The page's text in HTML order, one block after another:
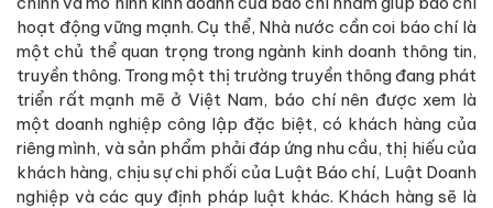
hoạt động vững mạnh. Cụ thể, Nhà nước cần coi báo chí là
một chủ thể quan trọng trong ngành kinh doanh thông tin,
truyền thông. Trong một thị trường truyền thông đang phát
triển rất mạnh mẽ ở Việt Nam, báo chí nên được xem là
một doanh nghiệp công lập đặc biệt, có khách hàng của
riêng mình, và sản phẩm phải đáp ứng nhu cầu, thị hiếu của
khách hàng, chịu sự chi phối của Luật Báo chí, Luật Doanh
nghiệp và các quy định pháp luật khác. Khách hàng sẽ là